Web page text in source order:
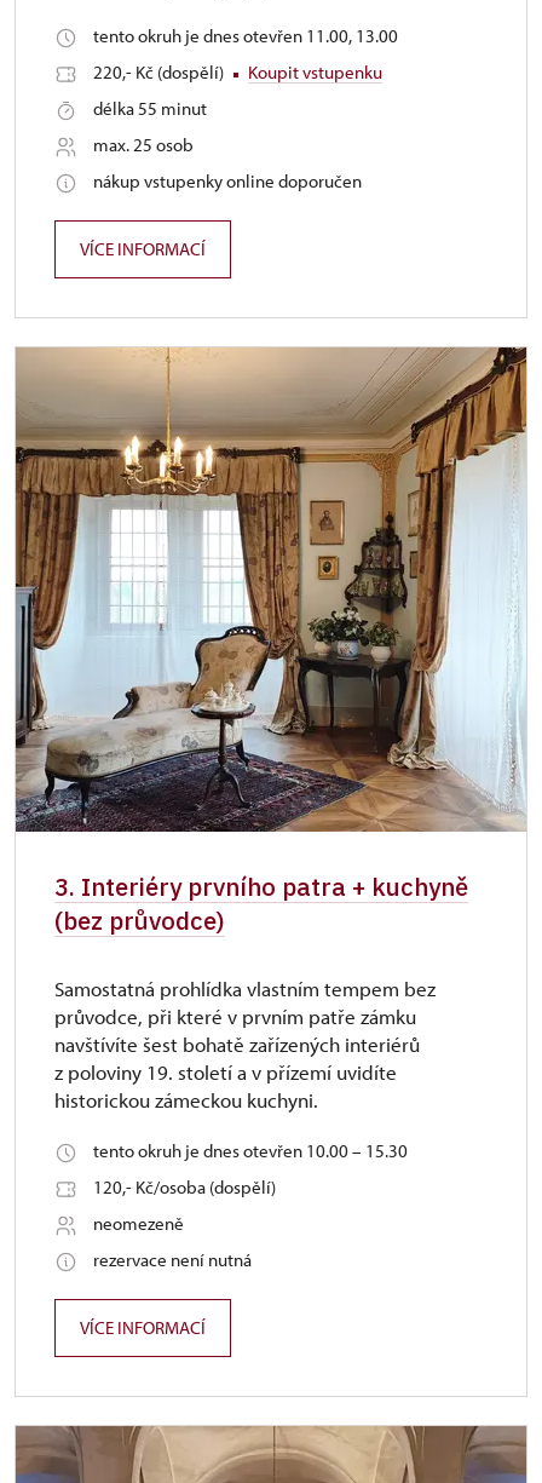
tento okruh je dnes otevřen 11.00, 13.00
220,- Kč (dospělí)
Koupit vstupenku
délka 55 minut
max. 25 osob
nákup vstupenky online doporučen
VÍCE INFORMACÍ
3. Interiéry prvního patra + kuchyně
(bez průvodce)
Samostatná prohlídka vlastním tempem bez
průvodce, při které v prvním patře zámku
navštívíte šest bohatě zařízených interiérů
z poloviny 19. století a v přízemí uvidíte
historickou zámeckou kuchyni.
tento okruh je dnes otevřen 10.00 – 15.30
120,- Kč/osoba (dospělí)
neomezeně
rezervace není nutná
VÍCE INFORMACÍ